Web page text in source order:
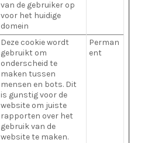
van de gebruiker op
voor het huidige
domein
Deze cookie wordt
gebruikt om
onderscheid te
maken tussen
mensen en bots. Dit
is gunstig voor de
website om juiste
rapporten over het
gebruik van de
website te maken.
Perman
ent